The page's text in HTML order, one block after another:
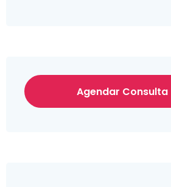
Agendar Consulta